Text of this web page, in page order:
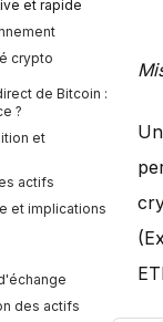
et rapide
crypto
de Bitcoin :
?
et
actifs
et implications
des actifs